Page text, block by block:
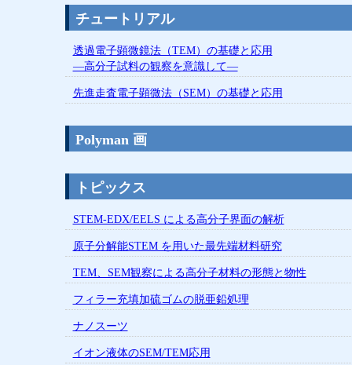
チュートリアル
透過電子顕微鏡法（TEM）の基礎と応用
―高分子試料の観察を意識して―
先進走査電子顕微法（SEM）の基礎と応用
Polyman 画
トピックス
STEM-EDX/EELS による高分子界面の解析
原子分解能STEM を用いた最先端材料研究
TEM、SEM観察による高分子材料の形態と物性
フィラー充填加硫ゴムの脱亜鉛処理
ナノスーツ
イオン液体のSEM/TEM応用